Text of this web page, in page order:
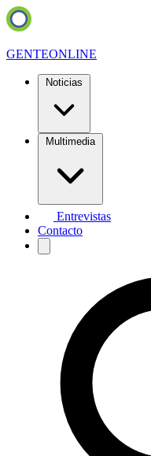
GENTEONLINE
Noticias
Multimedia
Entrevistas
Contacto